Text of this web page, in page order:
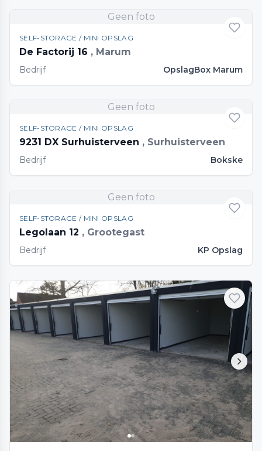
Geen foto
SELF-STORAGE / MINI OPSLAG
De Factorij 16 , Marum
Bedrijf OpslagBox Marum
Geen foto
SELF-STORAGE / MINI OPSLAG
9231 DX Surhuisterveen , Surhuisterveen
Bedrijf Bokske
Geen foto
SELF-STORAGE / MINI OPSLAG
Legolaan 12 , Grootegast
Bedrijf KP Opslag